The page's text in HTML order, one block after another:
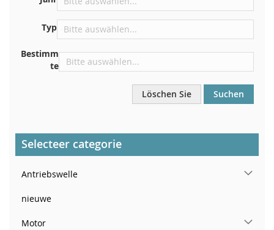
Armaturenbrett
Typ
Bestimm
te
Löschen Sie Suchen
Selecteer categorie
Antriebswelle
nieuwe
Motor